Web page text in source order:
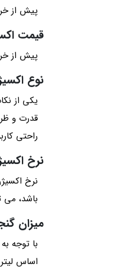
پیش از
قیمت
پیش از
نوع
یکی از
قدرت و
راحتی
نرخ
نرخ
باشد، می
میزان
با توجه